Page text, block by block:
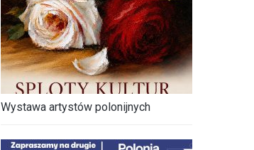
Wystawa artystów polonijnych